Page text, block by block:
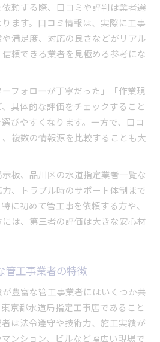
頼する際、口コミや評判は業者選
ます。口コミ情報は、実際に工事
満足度、対応の良さなどがリアル
頼できる業者を見極める参考にな
フォローが丁寧だった」「作業現
具体的な評価をチェックすること
びやすくなります。一方で、口コ
複数の情報源を比較することも大
板、品川区の水道指定業者一覧な
、トラブル時のサポート体制まで
に初めて管工事を依頼する方や、
は、第三者の評価は大きな安心材
管工事業者の特徴
豊富な管工事業者にはいくつか共
京都水道局指定工事店であること
は法令遵守や技術力、施工実績が
ンション、ビルなど幅広い現場で